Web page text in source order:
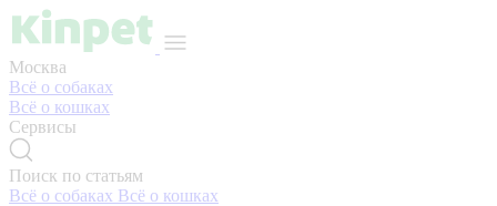
Москва
Всё о собаках
Всё о кошках
Сервисы
Поиск по статьям
Всё о собаках Всё о кошках